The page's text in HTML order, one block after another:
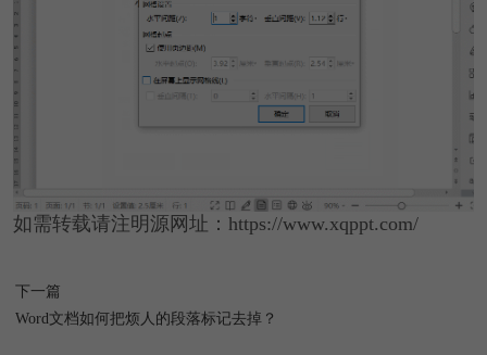
如需转载请注明源网址：https://www.xqppt.com/
下一篇
Word文档如何把烦人的段落标记去掉？